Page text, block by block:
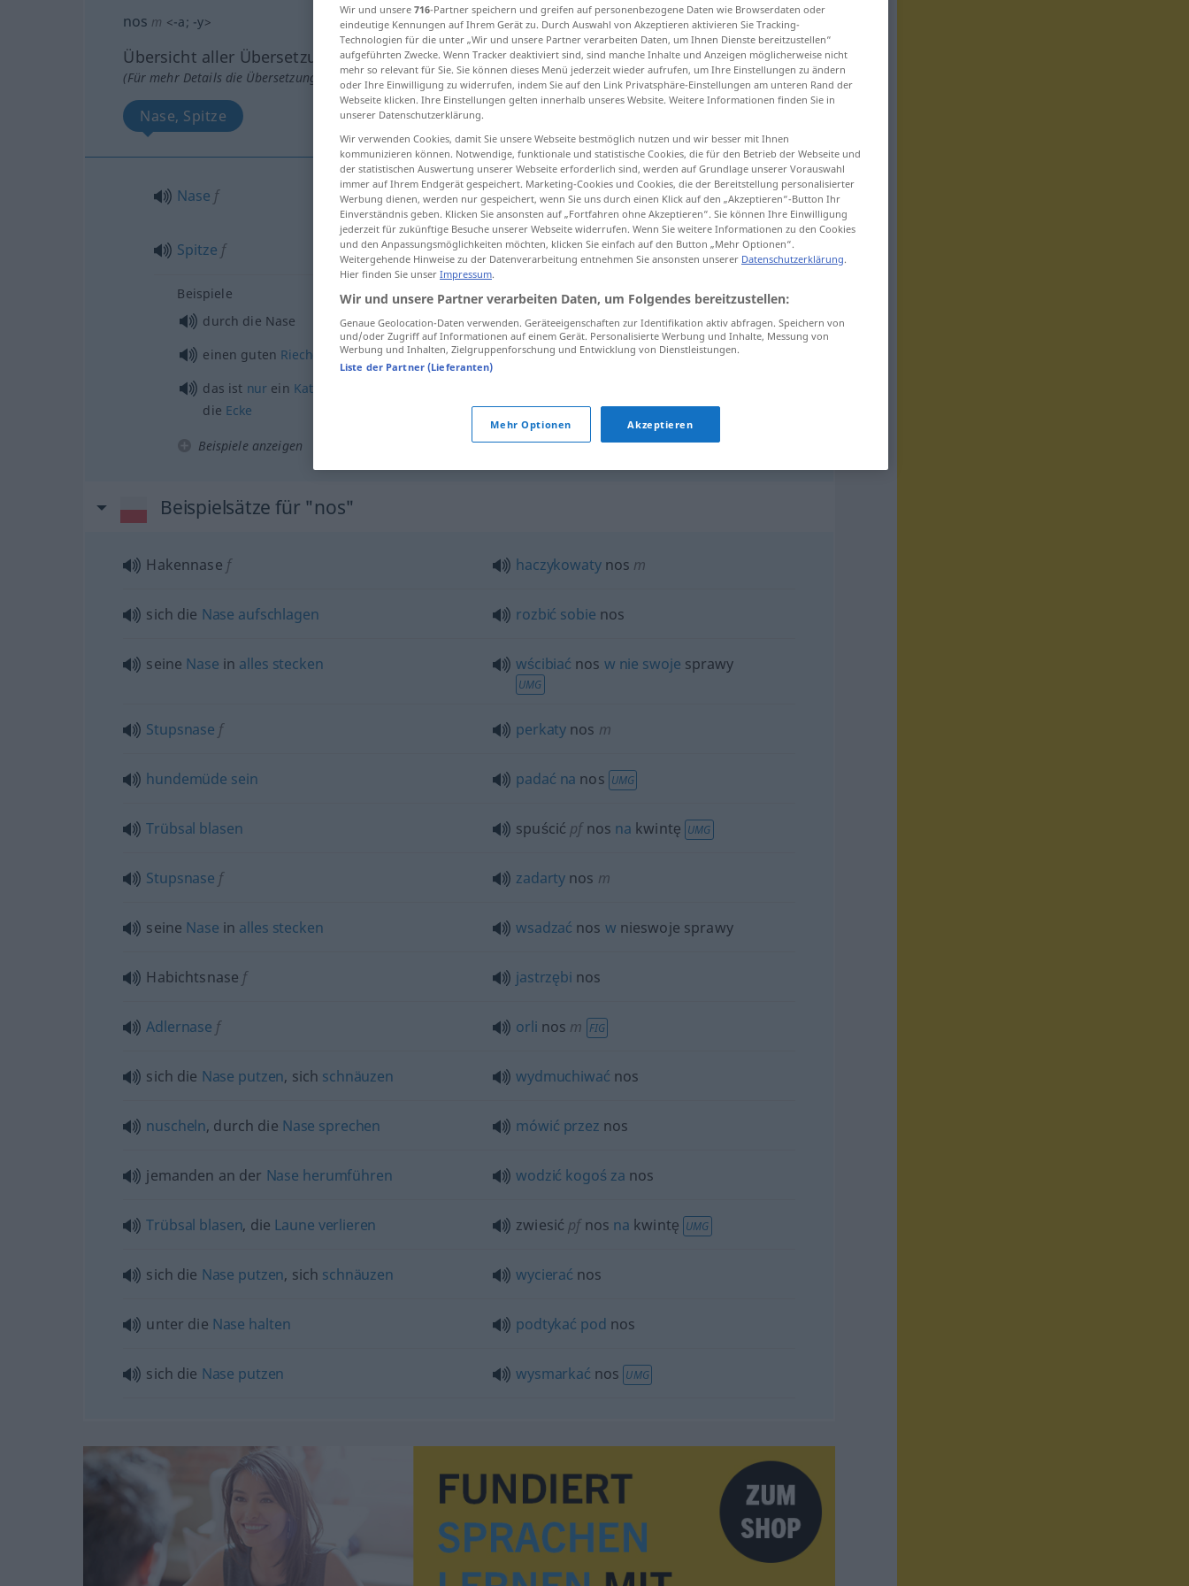
nos m <-a; -y>
Übersicht aller Übersetzungen
(Für mehr Details die Übersetzung anklicken/antippen)
Nase, Spitze
Nase f nos
Spitze f nos buta
Beispiele
durch die Nase
przeznos
einen guten Riecher haben miećdobrego nosa
das ist nur ein Katzensprung
die Ecke
Beispiele anzeigen
Beispielsätze für "nos"
Hakennase f haczykowatynos m
sich die Nase aufschlagen rozbić sobie nos
seine Nase in alles stecken wścibiać nos w nie swoje sprawy
UMG
Stupsnase f perkaty nos m
hundemüde sein padać na nos UMG
Trübsal blasen spuścić pfnos na kwintę UMG
Stupsnase f zadarty nos m
seine Nase in alles stecken wsadzać nos w nieswoje sprawy
Habichtsnase f jastrzębi nos
Adlernase f orli nos m FIG
sich die Nase putzen, sich schnäuzen wydmuchiwać nos
nuscheln, durch die Nase sprechen mówić przez nos
jemanden an der Nase herumführen wodzić kogoś za nos
Trübsal blasen, die Laune verlieren zwiesić pfnos na kwintę UMG
sich die Nase putzen, sich schnäuzen wycierać nos
unter die Nase halten podtykać pod nos
sich die Nase putzen wysmarkać nos UMG
Wir und unsere 716-Partner speichern und greifen auf personenbezogene Daten wie Browserdaten oder
eindeutige Kennungen auf Ihrem Gerät zu. Durch Auswahl von Akzeptieren aktivieren Sie Tracking-
Technologien für die unter „Wir und unsere Partner verarbeiten Daten, um Ihnen Dienste bereitzustellen“
aufgeführten Zwecke. Wenn Tracker deaktiviert sind, sind manche Inhalte und Anzeigen möglicherweise nicht
mehr so relevant für Sie. Sie können dieses Menü jederzeit wieder aufrufen, um Ihre Einstellungen zu ändern
oder Ihre Einwilligung zu widerrufen, indem Sie auf den Link Privatsphäre-Einstellungen am unteren Rand der
Webseite klicken. Ihre Einstellungen gelten innerhalb unseres Website. Weitere Informationen finden Sie in
unserer Datenschutzerklärung.
Wir verwenden Cookies, damit Sie unsere Webseite bestmöglich nutzen und wir besser mit Ihnen
kommunizieren können. Notwendige, funktionale und statistische Cookies, die für den Betrieb der Webseite und
der statistischen Auswertung unserer Webseite erforderlich sind, werden auf Grundlage unserer Vorauswahl
immer auf Ihrem Endgerät gespeichert. Marketing-Cookies und Cookies, die der Bereitstellung personalisierter
Werbung dienen, werden nur gespeichert, wenn Sie uns durch einen Klick auf den „Akzeptieren“-Button Ihr
Einverständnis geben. Klicken Sie ansonsten auf „Fortfahren ohne Akzeptieren“. Sie können Ihre Einwilligung
jederzeit für zukünftige Besuche unserer Webseite widerrufen. Wenn Sie weitere Informationen zu den Cookies
und den Anpassungsmöglichkeiten möchten, klicken Sie einfach auf den Button „Mehr Optionen“.
Weitergehende Hinweise zu der Datenverarbeitung entnehmen Sie ansonsten unserer Datenschutzerklärung.
Hier finden Sie unser Impressum.
Wir und unsere Partner verarbeiten Daten, um Folgendes bereitzustellen:
Genaue Geolocation-Daten verwenden. Geräteeigenschaften zur Identifikation aktiv abfragen. Speichern von
und/oder Zugriff auf Informationen auf einem Gerät. Personalisierte Werbung und Inhalte, Messung von
Werbung und Inhalten, Zielgruppenforschung und Entwicklung von Dienstleistungen.
Liste der Partner (Lieferanten)
Mehr Optionen Akzeptieren